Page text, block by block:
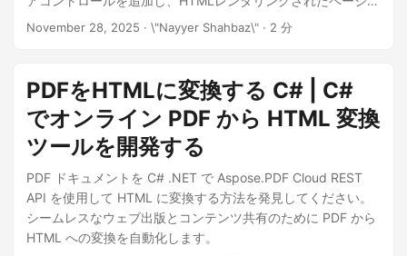
独自のWebアプリケーションに埋め込むことができます。"
November 28, 2025 · \"Nayyer Shahbaz\" · 2 分
PDFをHTMLに変換する C# | C#
でオンライン PDF から HTML 変換
ツールを開発する
PDF ドキュメントを C# .NET で Aspose.PDF Cloud REST
API を使用して HTML に変換する方法を発見してください。
シームレスなウェブ出版とコンテンツ共有のために PDF から
HTML への変換を自動化します。